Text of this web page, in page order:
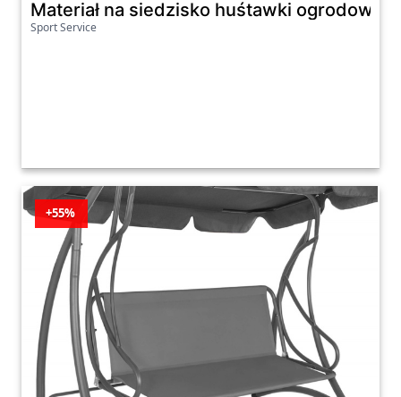
Materiał na siedzisko huśtawki ogrodowej
Sport Service
+55%